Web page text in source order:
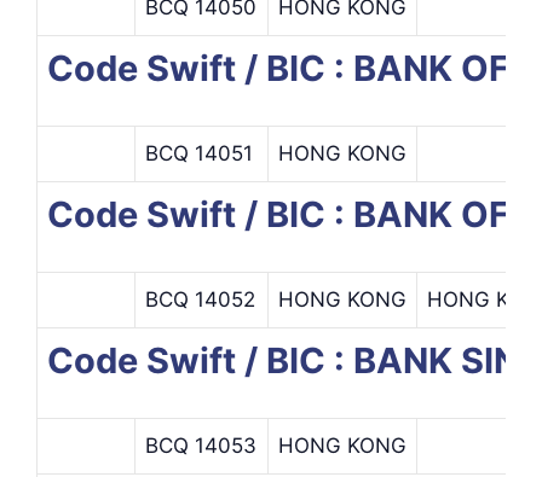
BCQ 14050 HONG KONG
Code Swift / BIC : BANK OF
BCQ 14051 HONG KONG
Code Swift / BIC : BANK OF
BCQ 14052 HONG KONG HONG
Code Swift / BIC : BANK
BCQ 14053 HONG KONG